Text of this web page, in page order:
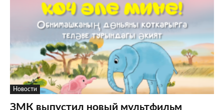
Новости
ЗМК выпустил новый мультфильм